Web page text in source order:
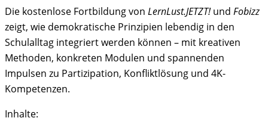
Die kostenlose Fortbildung von LernLust.JETZT!und Fobizz
zeigt, wie demokratische Prinzipien lebendig in den
Schulalltag integriert werden können – mit kreativen
Methoden, konkreten Modulen und spannenden
Impulsen zu Partizipation, Konfliktlösung und 4K-
Kompetenzen.
Inhalte: